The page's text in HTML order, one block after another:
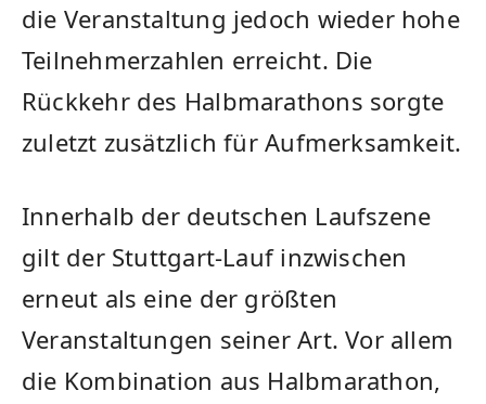
die Veranstaltung jedoch wieder hohe
Teilnehmerzahlen erreicht. Die
Rückkehr des Halbmarathons sorgte
zuletzt zusätzlich für Aufmerksamkeit.
Innerhalb der deutschen Laufszene
gilt der Stuttgart-Lauf inzwischen
erneut als eine der größten
Veranstaltungen seiner Art. Vor allem
die Kombination aus Halbmarathon,